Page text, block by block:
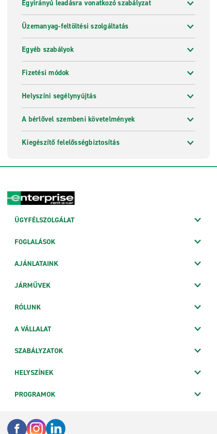
Egyirányú leadásra vonatkozó szabályzat
Üzemanyag-feltöltési szolgáltatás
Egyéb szabályok
Fizetési módok
Helyszíni segélynyújtás
A bérlővel szembeni követelmények
Kiegészítő felelősségbiztosítás
ÜGYFÉLSZOLGÁLAT
FOGLALÁSOK
AJÁNLATAINK
JÁRMŰVEK
RÓLUNK
A VÁLLALAT
SZABÁLYZATOK
HELYSZÍNEK
PROGRAMOK